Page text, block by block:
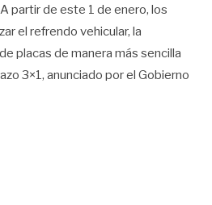
A partir de este 1 de enero, los
el refrendo vehicular, la
placas de manera más sencilla
3×1, anunciado por el Gobierno